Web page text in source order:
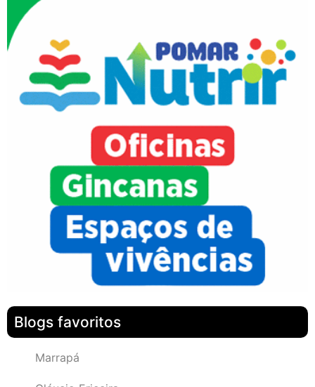
Blogs favoritos
Marrapá